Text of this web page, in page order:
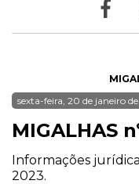
sexta-feira, 20 de janeiro
MIGALHAS
Informações
2023.